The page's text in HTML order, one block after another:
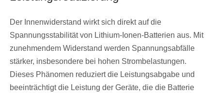
Der Innenwiderstand wirkt sich direkt auf die
Spannungsstabilität von Lithium-Ionen-Batterien aus. Mit
zunehmendem Widerstand werden Spannungsabfälle
stärker, insbesondere bei hohen Strombelastungen.
Dieses Phänomen reduziert die Leistungsabgabe und
beeinträchtigt die Leistung der Geräte, die die Batterie